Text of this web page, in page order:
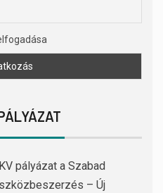
pályázat a Szabad
– Új